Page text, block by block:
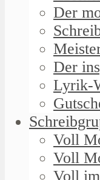
Der
Der
Lyrik-
Voll
Voll
Voll